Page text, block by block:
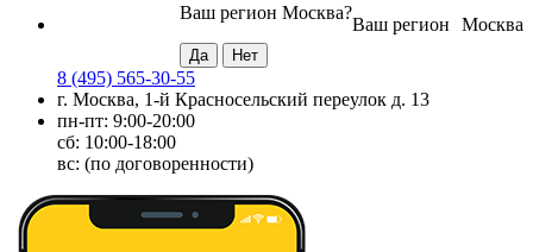
Москва
Ваш регион
Ваш регион Москва?
8 (495) 565-30-55
г. Москва, 1-й Красносельский переулок д. 13
пн-пт: 9:00-20:00
сб: 10:00-18:00
вс: (по договоренности)